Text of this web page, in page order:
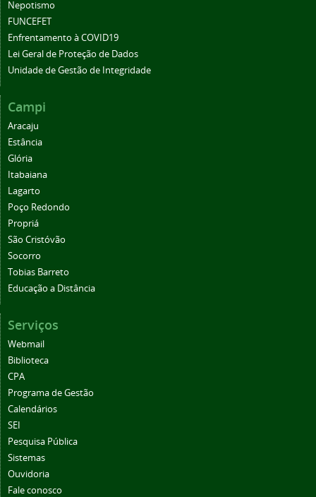
Nepotismo
FUNCEFET
Enfrentamento à COVID19
Lei Geral de Proteção de Dados
Unidade de Gestão de Integridade
Campi
Aracaju
Estância
Glória
Itabaiana
Lagarto
Poço Redondo
Propriá
São Cristóvão
Socorro
Tobias Barreto
Educação a Distância
Serviços
Webmail
Biblioteca
CPA
Programa de Gestão
Calendários
SEI
Pesquisa Pública
Sistemas
Ouvidoria
Fale conosco